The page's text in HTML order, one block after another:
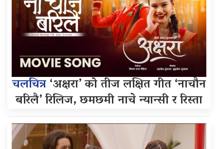
चलचित्र‘अक्षरा’ को तीज लक्षित गीत ‘नाचौन
बरिलै’ रिलिज, छमछमी नाचे न्यान्सी र रिस्ता